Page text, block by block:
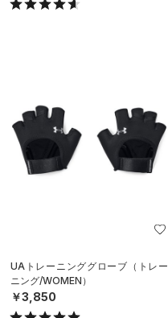
UAトレーニンググローブ（トレー
ニング/WOMEN）
￥3,850